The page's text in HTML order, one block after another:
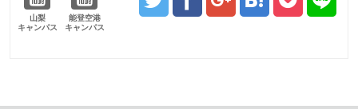
山梨
キャンパス
能登空港
キャンパス